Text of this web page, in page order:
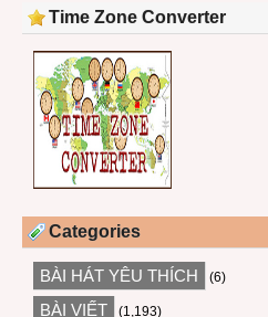
Time Zone Converter
Categories
BÀI HÁT YÊU THÍCH (6)
BÀI VIẾT (1,193)